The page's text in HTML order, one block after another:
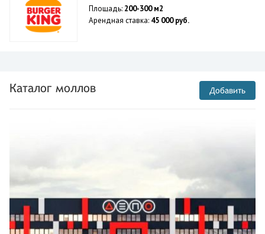
Площадь: 200-300 м2
Арендная ставка: 45 000 руб.
Каталог моллов Добавить